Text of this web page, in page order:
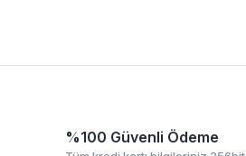
%100 Güvenli Ödeme